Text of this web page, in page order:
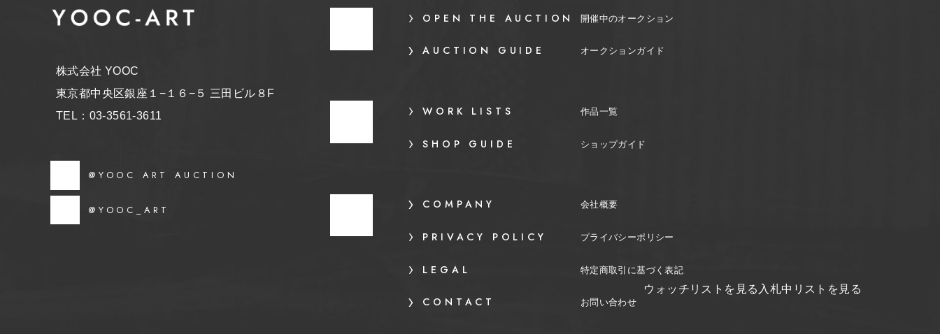
株式会社 YOOC
東京都中央区銀座１−１６−５ 三田ビル８F
TEL：03-3561-3611
@YOOC ART AUCTION
@YOOC_ART
OPEN THE AUCTION 開催中のオークション
AUCTION GUIDE オークションガイド
WORK LISTS 作品一覧
SHOP GUIDE ショップガイド
COMPANY 会社概要
PRIVACY POLICY プライバシーポリシー
LEGAL 特定商取引に基づく表記
CONTACT お問い合わせ
ウォッチリストを見る 入札中リストを見る